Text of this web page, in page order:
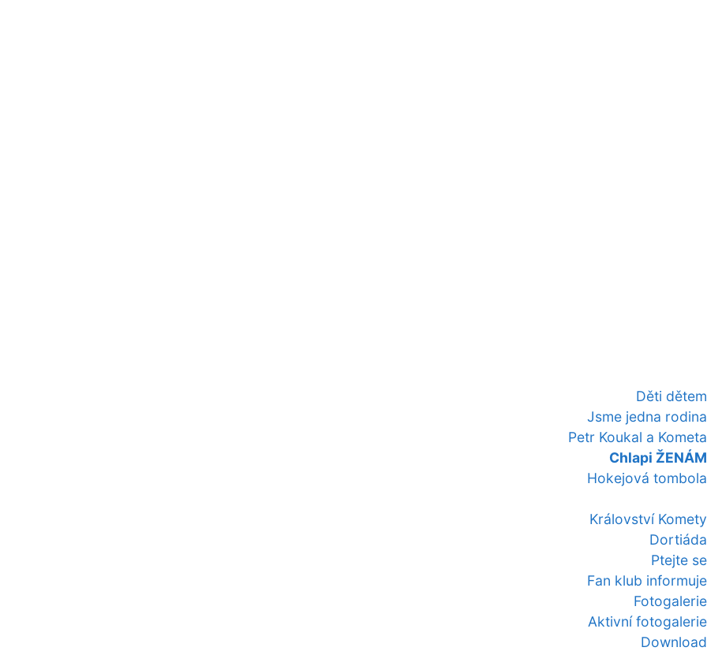
Děti dětem
Jsme jedna rodina
Petr Koukal a Kometa
Chlapi ŽENÁM
Hokejová tombola
Království Komety
Dortiáda
Ptejte se
Fan klub informuje
Fotogalerie
Aktivní fotogalerie
Download